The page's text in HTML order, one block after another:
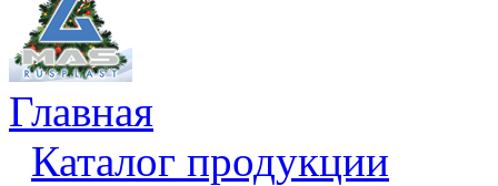
Главная
Каталог продукции